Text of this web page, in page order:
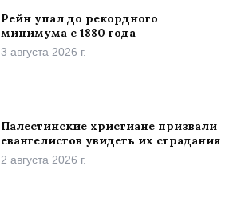
Рейн упал до рекордного
минимума с 1880 года
3 августа 2026 г.
Палестинские христиане призвали
евангелистов увидеть их страдания
2 августа 2026 г.